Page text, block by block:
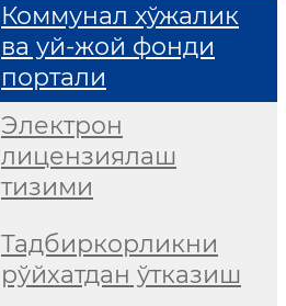
Коммунал хўжалик
ва уй-жой фонди
портали
Электрон
лицензиялаш
тизими
Тадбиркорликни
рўйхатдан ўтказиш